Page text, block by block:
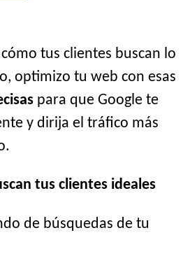
tus clientes buscan lo
optimizo tu web con esas
para que Google te
y dirija el tráfico más
tus clientes ideales
de búsquedas de tu